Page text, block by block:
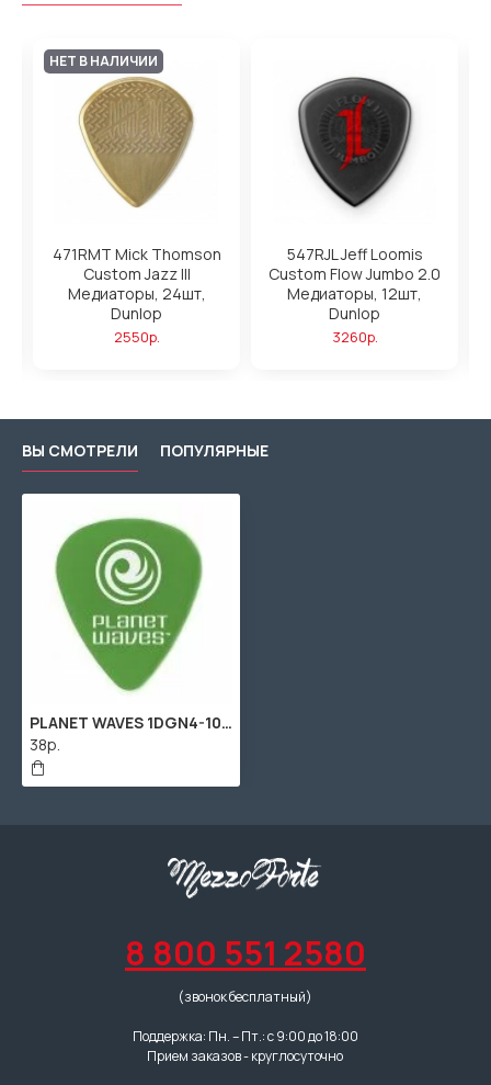
НЕТ В НАЛИЧИИ
471RMT Mick Thomson
Custom Jazz III
Медиаторы, 24шт,
Dunlop
2550р.
547RJL Jeff Loomis
Custom Flow Jumbo 2.0
Медиаторы, 12шт,
Dunlop
3260р.
ВЫ СМОТРЕЛИ ПОПУЛЯРНЫЕ
PLANET WAVES 1DGN4-100 DURALIN PICKS MEDIUM медиатор, средний
38р.
8 800 551 2580
(звонок бесплатный)
Поддержка: Пн. – Пт.: с 9:00 до 18:00
Прием заказов - круглосуточно